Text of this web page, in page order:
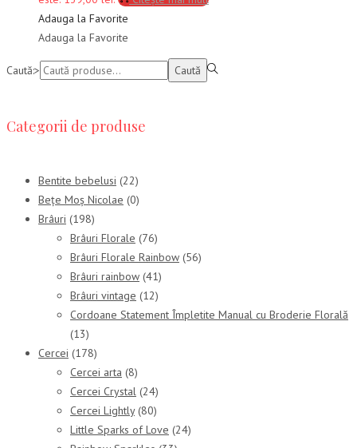
Adauga la Favorite
Adauga la Favorite
Caută:> Caută
Categorii de produse
Bentite bebelusi (22)
Bețe Moș Nicolae (0)
Brâuri (198)
Brâuri Florale (76)
Brâuri Florale Rainbow (56)
Brâuri rainbow (41)
Brâuri vintage (12)
Cordoane Statement Împletite Manual cu Broderie Florală
(13)
Cercei (178)
Cercei arta (8)
Cercei Crystal (24)
Cercei Lightly (80)
Little Sparks of Love (24)